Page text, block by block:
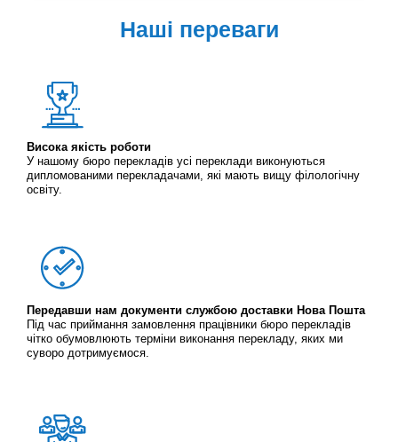
Наші переваги
Висока якість роботи
У нашому бюро перекладів усі переклади виконуються
дипломованими перекладачами, які мають вищу філологічну
освіту.
Передавши нам документи службою доставки Нова Пошта
Під час приймання замовлення працівники бюро перекладів
чітко обумовлюють терміни виконання перекладу, яких ми
суворо дотримуємося.